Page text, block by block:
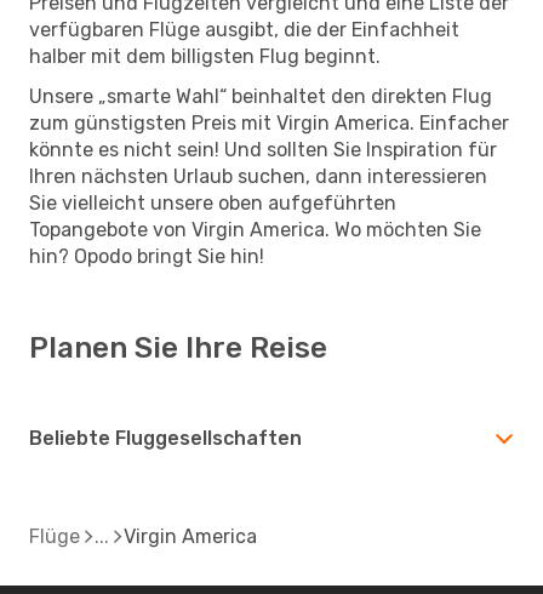
verfügbaren Flüge ausgibt, die der Einfachheit
halber mit dem billigsten Flug beginnt.
Unsere „smarte Wahl“ beinhaltet den direkten Flug
zum günstigsten Preis mit Virgin America. Einfacher
könnte es nicht sein! Und sollten Sie Inspiration für
Ihren nächsten Urlaub suchen, dann interessieren
Sie vielleicht unsere oben aufgeführten
Topangebote von Virgin America. Wo möchten Sie
hin? Opodo bringt Sie hin!
Planen Sie Ihre Reise
Beliebte Fluggesellschaften
Flüge Virgin America